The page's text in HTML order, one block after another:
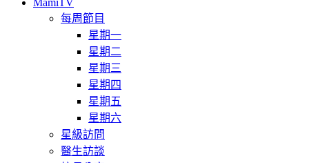
MamiTV
每周節目
星期一
星期二
星期三
星期四
星期五
星期六
星級訪問
醫生訪談